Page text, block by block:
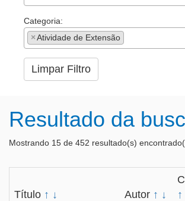
Categoria:
×Atividade de Extensão
Limpar Filtro
Resultado da
Mostrando 15 de 452 resultado(s)
Título ↑ ↓ Autor ↑ ↓
↑